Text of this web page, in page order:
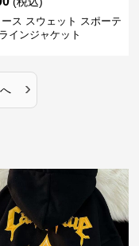
ース スウェット スポーテ
インジャケット
›